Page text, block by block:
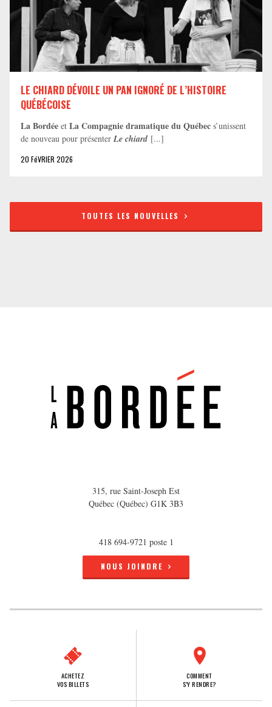
LE CHIARD DÉVOILE UN PAN IGNORÉ DE L’HISTOIRE
QUÉBÉCOISE
La Bordée et La Compagnie dramatique du Québec s’unissent
de nouveau pour présenter Le chiard [...]
20 FéVRIER 2026
TOUTES LES NOUVELLES
315, rue Saint-Joseph Est
Québec (Québec) G1K 3B3
418 694-9721 poste 1
NOUS JOINDRE
ACHETEZ
VOS BILLETS
COMMENT
S'Y RENDRE?